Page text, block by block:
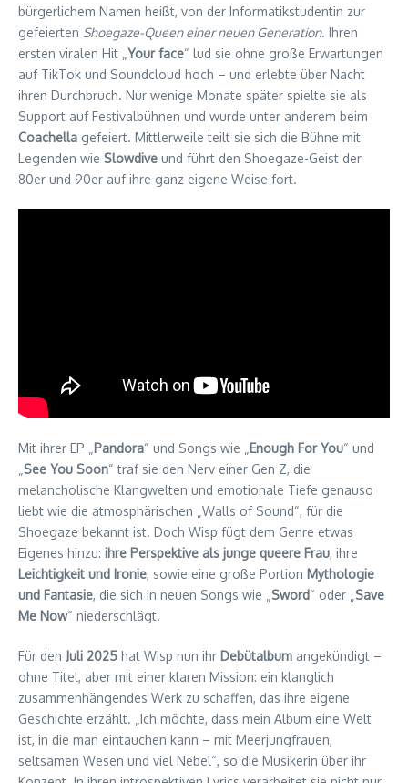
bürgerlichem Namen heißt, von der Informatikstudentin zur
gefeierten Shoegaze-Queen einer neuen Generation. Ihren
ersten viralen Hit „ Your face“ lud sie ohne große Erwartungen
auf TikTok und Soundcloud hoch – und erlebte über Nacht
ihren Durchbruch. Nur wenige Monate später spielte sie als
Support auf Festivalbühnen und wurde unter anderem beim
Coachella gefeiert. Mittlerweile teilt sie sich die Bühne mit
Legenden wie Slowdive und führt den Shoegaze-Geist der
80er und 90er auf ihre ganz eigene Weise fort.
Mit ihrer EP „ Pandora“ und Songs wie „ Enough For You“ und
See You Soon“ traf sie den Nerv einer Gen Z, die
melancholische Klangwelten und emotionale Tiefe genauso
liebt wie die atmosphärischen „Walls of Sound“, für die
Shoegaze bekannt ist. Doch Wisp fügt dem Genre etwas
Eigenes hinzu: ihre Perspektive als junge queere Frau, ihre
Leichtigkeit und Ironie, sowie eine große Portion Mythologie
und Fantasie, die sich in neuen Songs wie „ Sword“ oder „ Save
Me Now“ niederschlägt.
Für den Juli 2025 hat Wisp nun ihr Debütalbum angekündigt –
ohne Titel, aber mit einer klaren Mission: ein klanglich
zusammenhängendes Werk zu schaffen, das ihre eigene
Geschichte erzählt. „Ich möchte, dass mein Album eine Welt
ist, in die man eintauchen kann – mit Meerjungfrauen,
seltsamen Wesen und viel Nebel“, so die Musikerin über ihr